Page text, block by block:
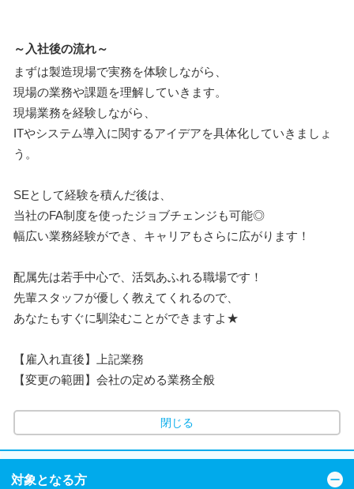
～入社後の流れ～
まずは製造現場で実務を体験しながら、
現場の業務や課題を理解していきます。
現場業務を経験しながら、
ITやシステム導入に関するアイデアを具体化していきましょ
う。
SEとして経験を積んだ後は、
当社のFA制度を使ったジョブチェンジも可能◎
幅広い業務経験ができ、キャリアもさらに広がります！
配属先は若手中心で、活気あふれる職場です！
先輩スタッフが優しく教えてくれるので、
あなたもすぐに馴染むことができますよ★
【雇入れ直後】上記業務
【変更の範囲】会社の定める業務全般
閉じる
対象となる方